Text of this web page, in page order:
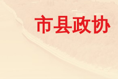
市县政协